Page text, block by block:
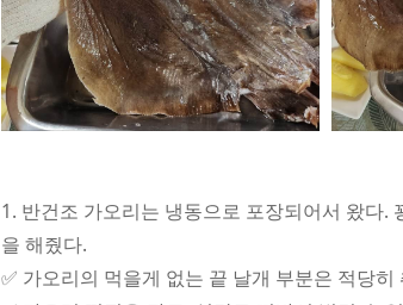
1. 반건조 가오리는 냉동으로 포장되어서 왔다.
을 해줬다.
✅ 가오리의 먹을게 없는 끝 날개 부분은 적당